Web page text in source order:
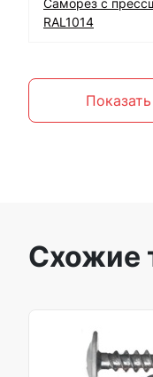
Саморез с
RAL1014
Схожие